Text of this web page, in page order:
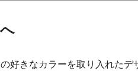
好きなカラーを取り入れたデ